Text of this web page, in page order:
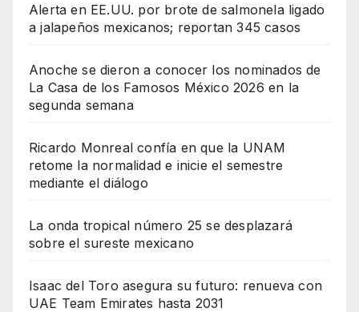
Alerta en EE.UU. por brote de salmonela ligado
a jalapeños mexicanos; reportan 345 casos
Anoche se dieron a conocer los nominados de
La Casa de los Famosos México 2026 en la
segunda semana
Ricardo Monreal confía en que la UNAM
retome la normalidad e inicie el semestre
mediante el diálogo
La onda tropical número 25 se desplazará
sobre el sureste mexicano
Isaac del Toro asegura su futuro: renueva con
UAE Team Emirates hasta 2031